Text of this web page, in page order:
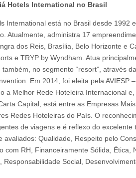
Hotels International no Brasil
International está no Brasil desde 1992
Atualmente, administra 17
dos Reis, Brasília, Belo Horizonte e
e TRYP by Wyndham. Atua
também, no segmento “resort”, através
Em 2014, foi eleita pela AVIESP
a Melhor Rede Hoteleira Internacional
Capital, está entre as Empresas
Redes Hoteleiras do País. O
de viagens e é reflexo do excelente
avaliados: Qualidade, Respeito pelo
com RH, Financeiramente Sólida, Ética,
Responsabilidade Social,